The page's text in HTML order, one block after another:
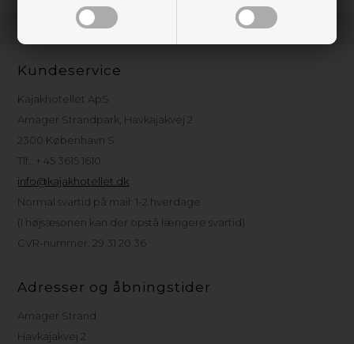
Kundeservice
Kajakhotellet ApS
Amager Strandpark, Havkajakvej 2
2300 København S
Tlf.: + 45 3615 1610
info@kajakhotellet.dk
Normal svartid på mail: 1-2 hverdage
(I højsæsonen kan der opstå længere svartid)
CVR-nummer: 29 31 20 36
Adresser og åbningstider
Amager Strand
Havkajakvej 2